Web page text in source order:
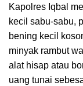
Kapolres Iqbal
kecil sabu-sabu,
bening kecil
minyak rambut
alat hisap atau
uang tunai